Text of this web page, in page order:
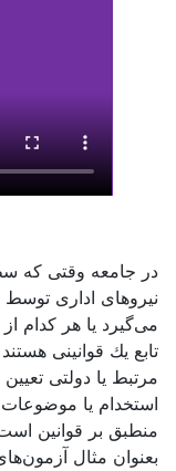
در جامعه وقتی كه
نیروهای اداری
می‌گیرد یا هر كدام
تابع یك قوانینی
مرتبط یا دولتی
استخدام یا
منطبق بر قوانین
بعنوان مثال